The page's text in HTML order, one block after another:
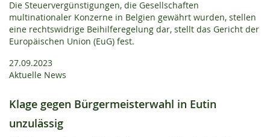
Die Steuervergünstigungen, die Gesellschaften
multinationaler Konzerne in Belgien gewährt wurden, stellen
eine rechtswidrige Beihilferegelung dar, stellt das Gericht der
Europäischen Union (EuG) fest.
27.09.2023
Aktuelle News
Klage gegen Bürgermeisterwahl in Eutin
unzulässig